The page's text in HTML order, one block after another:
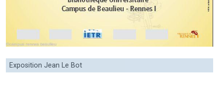
Exposition Jean Le Bot